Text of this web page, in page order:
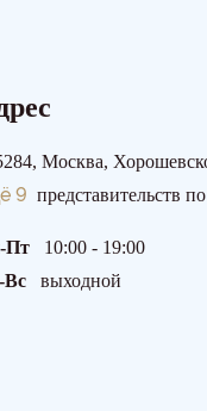
Москва,
9 представительств
Пт
10:00 - 19:00
Вс
выходной